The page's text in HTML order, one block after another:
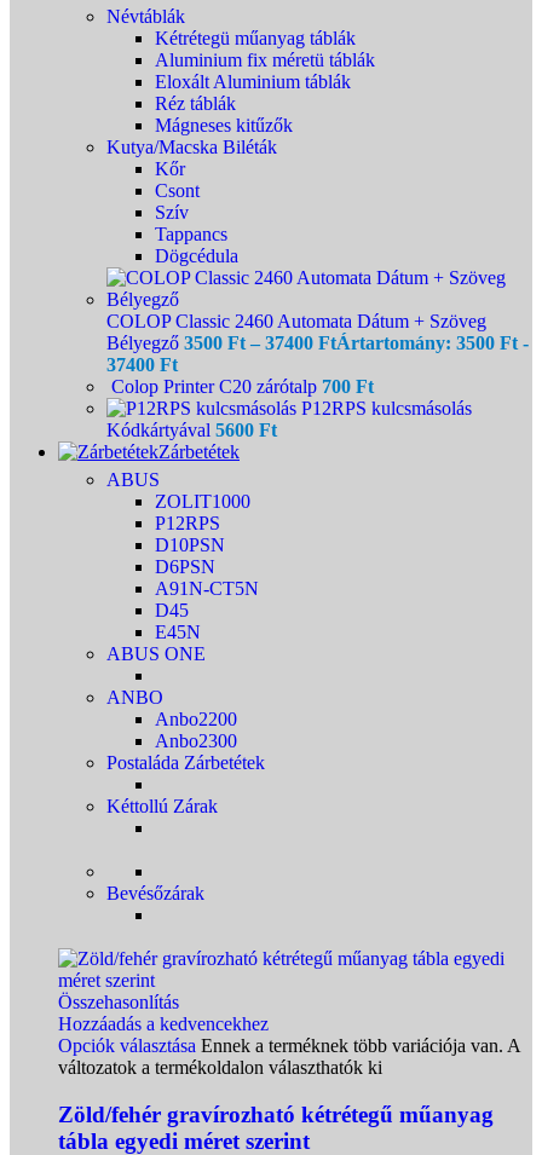
Névtáblák
Kétrétegü műanyag táblák
Aluminium fix méretü táblák
Eloxált Aluminium táblák
Réz táblák
Mágneses kitűzők
Kutya/Macska Biléták
Kőr
Csont
Szív
Tappancs
Dögcédula
COLOP Classic 2460 Automata Dátum + Szöveg
Bélyegző 3500 Ft – 37400 FtÁrtartomány: 3500 Ft -
37400 Ft
Colop Printer C20 zárótalp 700 Ft
P12RPS kulcsmásolás
Kódkártyával 5600 Ft
Zárbetétek
ABUS
ZOLIT1000
P12RPS
D10PSN
D6PSN
A91N-CT5N
D45
E45N
ABUS ONE
ANBO
Anbo2200
Anbo2300
Postaláda Zárbetétek
Kéttollú Zárak
Bevésőzárak
Összehasonlítás
Hozzáadás a kedvencekhez
Opciók választása Ennek a terméknek több variációja van. A
változatok a termékoldalon választhatók ki
Zöld/fehér gravírozható kétrétegű műanyag
tábla egyedi méret szerint